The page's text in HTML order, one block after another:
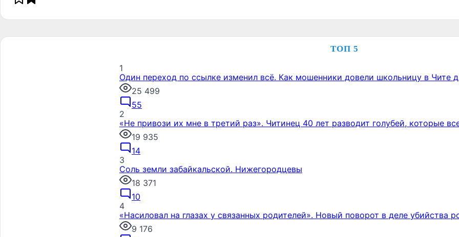
ТОП 5
1
Один переход по ссылке изменил всё. Как мошенники довели школьницу в Чите
25 499
55
2
«Не привози их мне в третий раз». Читинец 40 лет разводит голубей, которые
19 935
14
3
Соль земли забайкальской. Нижегородцевы
18 371
10
4
«Насиловал на глазах у связанных родителей». Новый поворот в деле убийства
9 176